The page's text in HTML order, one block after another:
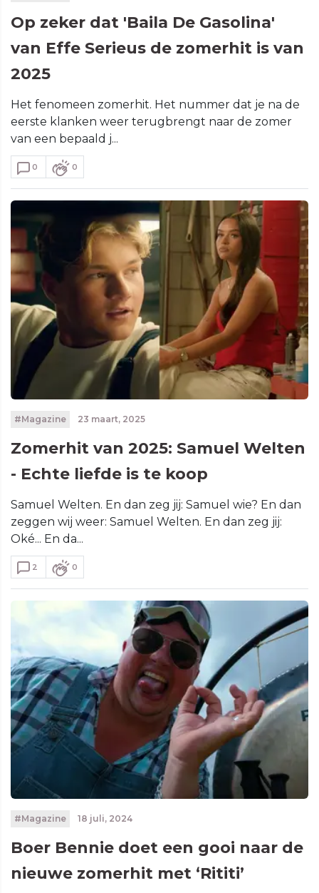
Op zeker dat 'Baila De Gasolina'
van Effe Serieus de zomerhit is van
2025
Het fenomeen zomerhit. Het nummer dat je na de
eerste klanken weer terugbrengt naar de zomer
van een bepaald j...
0 0
#Magazine 23 maart, 2025
Zomerhit van 2025: Samuel Welten
- Echte liefde is te koop
Samuel Welten. En dan zeg jij: Samuel wie? En dan
zeggen wij weer: Samuel Welten. En dan zeg jij:
Oké... En da...
2 0
#Magazine 18 juli, 2024
Boer Bennie doet een gooi naar de
nieuwe zomerhit met ‘Rititi’